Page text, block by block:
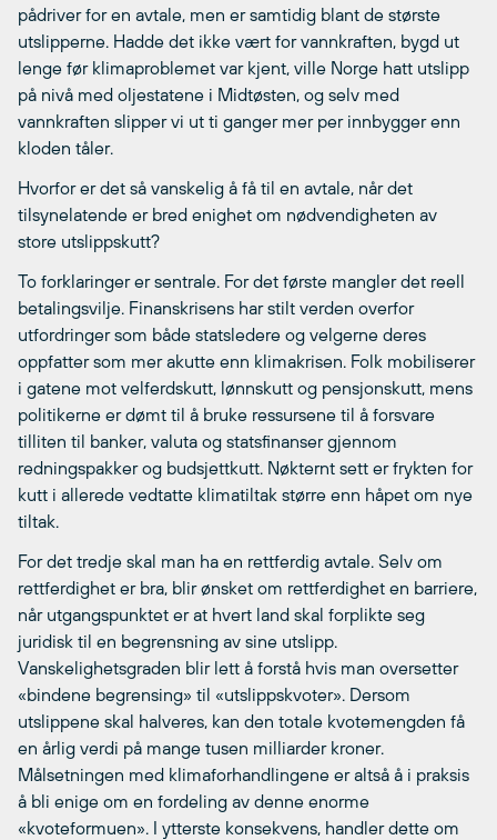
pådriver for en avtale, men er samtidig blant de største
utslipperne. Hadde det ikke vært for vannkraften, bygd ut
lenge før klimaproblemet var kjent, ville Norge hatt utslipp
på nivå med oljestatene i Midtøsten, og selv med
vannkraften slipper vi ut ti ganger mer per innbygger enn
kloden tåler.
Hvorfor er det så vanskelig å få til en avtale, når det
tilsynelatende er bred enighet om nødvendigheten av
store utslippskutt?
To forklaringer er sentrale. For det første mangler det reell
betalingsvilje. Finanskrisens har stilt verden overfor
utfordringer som både statsledere og velgerne deres
oppfatter som mer akutte enn klimakrisen. Folk mobiliserer
i gatene mot velferdskutt, lønnskutt og pensjonskutt, mens
politikerne er dømt til å bruke ressursene til å forsvare
tilliten til banker, valuta og statsfinanser gjennom
redningspakker og budsjettkutt. Nøkternt sett er frykten for
kutt i allerede vedtatte klimatiltak større enn håpet om nye
tiltak.
For det tredje skal man ha en rettferdig avtale. Selv om
rettferdighet er bra, blir ønsket om rettferdighet en barriere,
når utgangspunktet er at hvert land skal forplikte seg
juridisk til en begrensning av sine utslipp.
Vanskelighetsgraden blir lett å forstå hvis man oversetter
«bindene begrensing» til «utslippskvoter». Dersom
utslippene skal halveres, kan den totale kvotemengden få
en årlig verdi på mange tusen milliarder kroner.
Målsetningen med klimaforhandlingene er altså å i praksis
å bli enige om en fordeling av denne enorme
«kvoteformuen». I ytterste konsekvens, handler dette om